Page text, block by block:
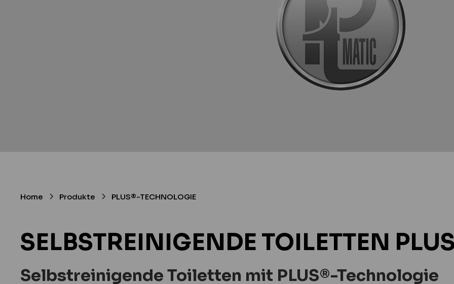
Home Produkte PLUS®-TECHNOLOGIE
SELBSTREINIGENDE TOILETTEN
Selbstreinigende Toiletten mit PLUS®-Technologie